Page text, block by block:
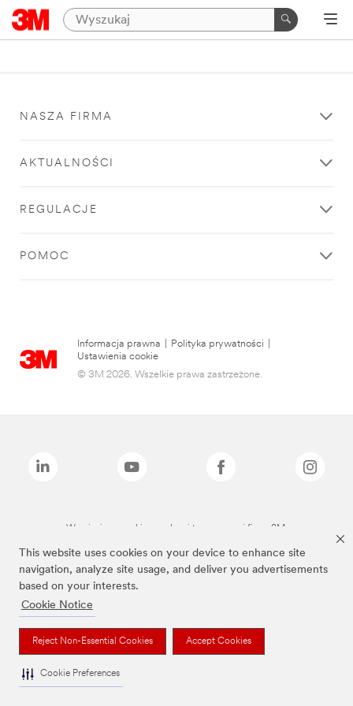
This website uses cookies on your device to enhance site
navigation, analyze site usage, and deliver you advertisements
based on your interests.
Cookie Notice
Reject Non-Essential Cookies Accept Cookies
Cookie Preferences
NASZA FIRMA
AKTUALNOŚCI
REGULACJE
POMOC
Informacja prawna Polityka prywatności
Ustawienia cookie
© 3M 2026. Wszelkie prawa zastrzeżone.
Wymienione marki są znakami towarowymi firmy 3M.